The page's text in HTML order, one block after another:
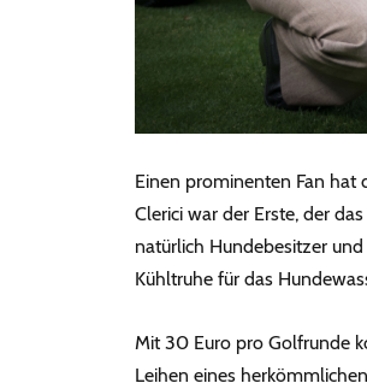
Einen prominenten Fan hat
Clerici war der Erste, der
natürlich Hundebesitzer
Kühltruhe für das
Mit 30 Euro pro Golfrunde
Leihen eines